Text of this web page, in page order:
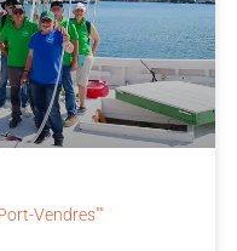
Vendres""